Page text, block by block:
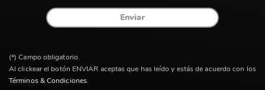
Enviar
(*) Campo obligatorio.
Al clickear el botón ENVIAR aceptas que has leído y estás de acuerdo con los
Términos & Condiciones.